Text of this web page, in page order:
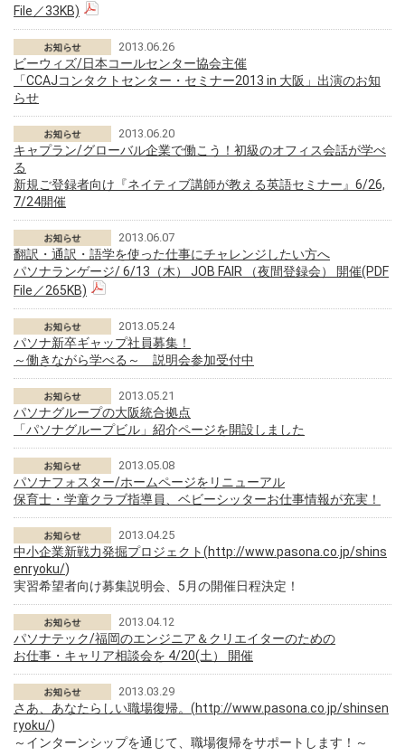
File／33KB)
2013.06.26
ビーウィズ/日本コールセンター協会主催
「CCAJコンタクトセンター・セミナー2013 in 大阪」出演のお知
らせ
2013.06.20
キャプラン/グローバル企業で働こう！初級のオフィス会話が学べ
る
新規ご登録者向け『ネイティブ講師が教える英語セミナー』6/26,
7/24開催
2013.06.07
翻訳・通訳・語学を使った仕事にチャレンジしたい方へ
パソナランゲージ/ 6/13（木） JOB FAIR （夜間登録会） 開催(PDF
File／265KB)
2013.05.24
パソナ新卒ギャップ社員募集！
～働きながら学べる～ 説明会参加受付中
2013.05.21
パソナグループの大阪統合拠点
「パソナグループビル」紹介ページを開設しました
2013.05.08
パソナフォスター/ホームページをリニューアル
保育士・学童クラブ指導員、ベビーシッターお仕事情報が充実！
2013.04.25
中小企業新戦力発掘プロジェクト(http://www.pasona.co.jp/shins
enryoku/)
実習希望者向け募集説明会、5月の開催日程決定！
2013.04.12
パソナテック/福岡のエンジニア＆クリエイターのための
お仕事・キャリア相談会を 4/20(土） 開催
2013.03.29
さあ、あなたらしい職場復帰。(http://www.pasona.co.jp/shinsen
ryoku/)
～インターンシップを通じて、職場復帰をサポートします！～